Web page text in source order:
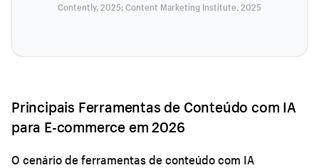
Contently, 2025; Content Marketing Institute, 2025
Principais Ferramentas de Conteúdo com IA
para E-commerce em 2026
O cenário de ferramentas de conteúdo com IA